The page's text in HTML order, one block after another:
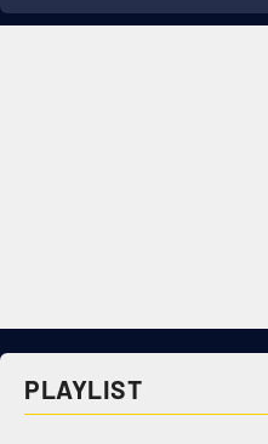
PLAYLIST